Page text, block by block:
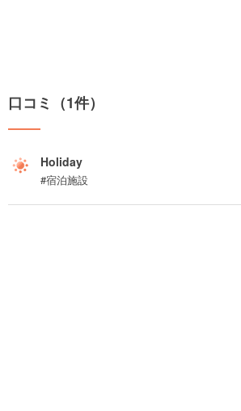
口コミ（1件）
Holiday
#宿泊施設